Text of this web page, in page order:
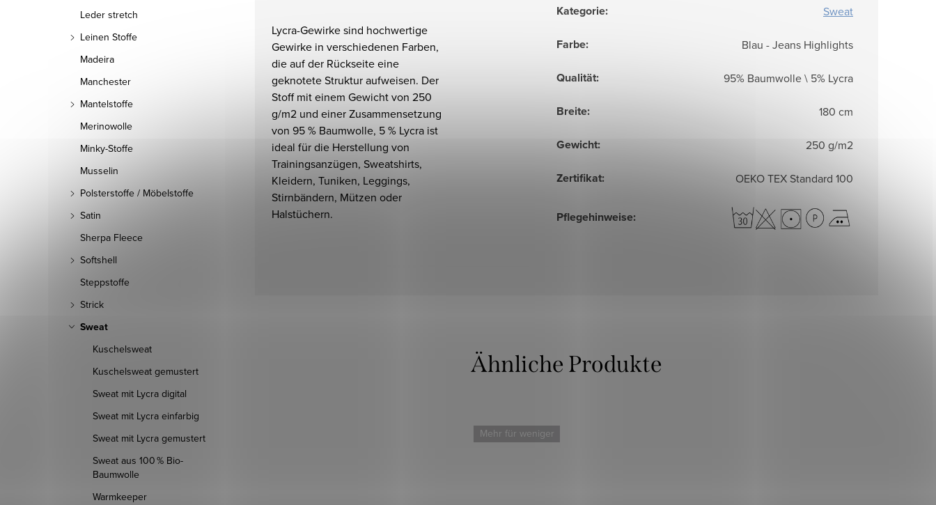
Leder stretch
Leinen Stoffe
Madeira
Manchester
Mantelstoffe
Merinowolle
Minky-Stoffe
Musselin
Polsterstoffe / Möbelstoffe
Satin
Sherpa Fleece
Softshell
Steppstoffe
Strick
Sweat
Kuschelsweat
Kuschelsweat gemustert
Sweat mit Lycra digital
Sweat mit Lycra einfarbig
Sweat mit Lycra gemustert
Sweat aus 100 % Bio-
Baumwolle
Warmkeeper
Lycra-Gewirke sind hochwertige
Gewirke in verschiedenen Farben,
die auf der Rückseite eine
geknotete Struktur aufweisen. Der
Stoff mit einem Gewicht von 250
g/m2 und einer Zusammensetzung
von 95 % Baumwolle, 5 % Lycra ist
ideal für die Herstellung von
Trainingsanzügen, Sweatshirts,
Kleidern, Tuniken, Leggings,
Stirnbändern, Mützen oder
Halstüchern.
Kategorie: Sweat
Farbe: Blau - Jeans Highlights
Qualität: 95% Baumwolle \ 5% Lycra
Breite: 180 cm
Gewicht: 250 g/m2
Zertifikat: OEKO TEX Standard 100
Pflegehinweise:
Mehr für weniger